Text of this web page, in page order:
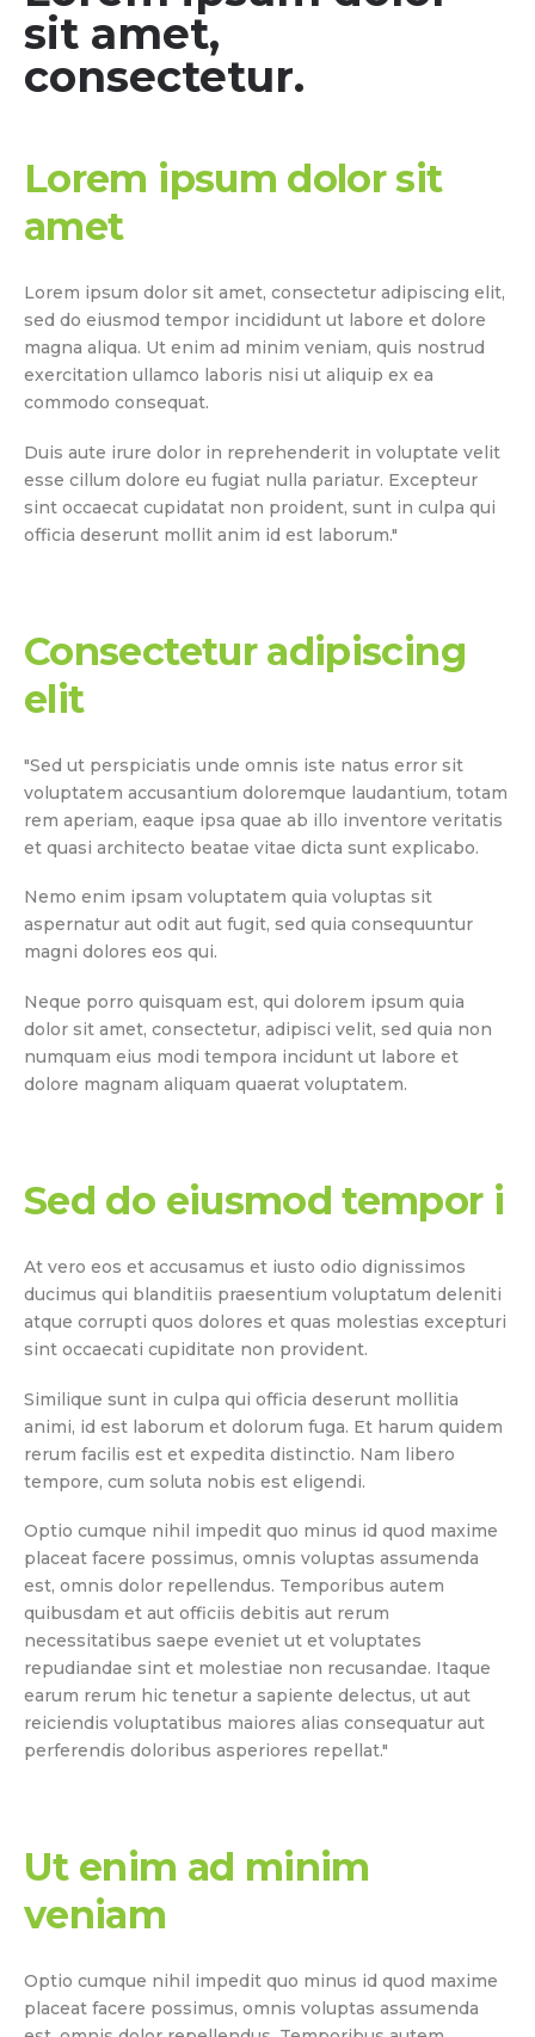
sit amet,
consectetur.
Lorem ipsum dolor sit
amet
Lorem ipsum dolor sit amet, consectetur adipiscing elit,
sed do eiusmod tempor incididunt ut labore et dolore
magna aliqua. Ut enim ad minim veniam, quis nostrud
exercitation ullamco laboris nisi ut aliquip ex ea
commodo consequat.
Duis aute irure dolor in reprehenderit in voluptate velit
esse cillum dolore eu fugiat nulla pariatur. Excepteur
sint occaecat cupidatat non proident, sunt in culpa qui
officia deserunt mollit anim id est laborum."
Consectetur adipiscing
elit
"Sed ut perspiciatis unde omnis iste natus error sit
voluptatem accusantium doloremque laudantium, totam
rem aperiam, eaque ipsa quae ab illo inventore veritatis
et quasi architecto beatae vitae dicta sunt explicabo.
Nemo enim ipsam voluptatem quia voluptas sit
aspernatur aut odit aut fugit, sed quia consequuntur
magni dolores eos qui.
Neque porro quisquam est, qui dolorem ipsum quia
dolor sit amet, consectetur, adipisci velit, sed quia non
numquam eius modi tempora incidunt ut labore et
dolore magnam aliquam quaerat voluptatem.
Sed do eiusmod tempor i
At vero eos et accusamus et iusto odio dignissimos
ducimus qui blanditiis praesentium voluptatum deleniti
atque corrupti quos dolores et quas molestias excepturi
sint occaecati cupiditate non provident.
Similique sunt in culpa qui officia deserunt mollitia
animi, id est laborum et dolorum fuga. Et harum quidem
rerum facilis est et expedita distinctio. Nam libero
tempore, cum soluta nobis est eligendi.
Optio cumque nihil impedit quo minus id quod maxime
placeat facere possimus, omnis voluptas assumenda
est, omnis dolor repellendus. Temporibus autem
quibusdam et aut officiis debitis aut rerum
necessitatibus saepe eveniet ut et voluptates
repudiandae sint et molestiae non recusandae. Itaque
earum rerum hic tenetur a sapiente delectus, ut aut
reiciendis voluptatibus maiores alias consequatur aut
perferendis doloribus asperiores repellat."
Ut enim ad minim
veniam
Optio cumque nihil impedit quo minus id quod maxime
placeat facere possimus, omnis voluptas assumenda